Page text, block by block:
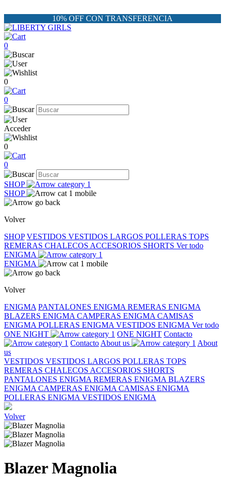
10% OFF CON TRANSFERENCIA
0
0
0
Acceder
0
0
SHOP
SHOP
Volver
SHOP VESTIDOS VESTIDOS LARGOS POLLERAS TOPS
REMERAS CHALECOS ACCESORIOS SHORTS Ver todo
ENIGMA
ENIGMA
Volver
ENIGMA PANTALONES ENIGMA REMERAS ENIGMA
BLAZERS ENIGMA CAMPERAS ENIGMA CAMISAS
ENIGMA POLLERAS ENIGMA VESTIDOS ENIGMA Ver todo
ONE NIGHT
ONE NIGHT Contacto
Contacto About us
About
us
VESTIDOS VESTIDOS LARGOS POLLERAS TOPS
REMERAS CHALECOS ACCESORIOS SHORTS
PANTALONES ENIGMA REMERAS ENIGMA BLAZERS
ENIGMA CAMPERAS ENIGMA CAMISAS ENIGMA
POLLERAS ENIGMA VESTIDOS ENIGMA
Volver
Blazer Magnolia